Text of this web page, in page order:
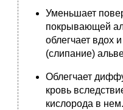
Уменьшает
покрывающей
облегчает вдох
(слипание)
Облегчает
кровь
кислорода в нем.